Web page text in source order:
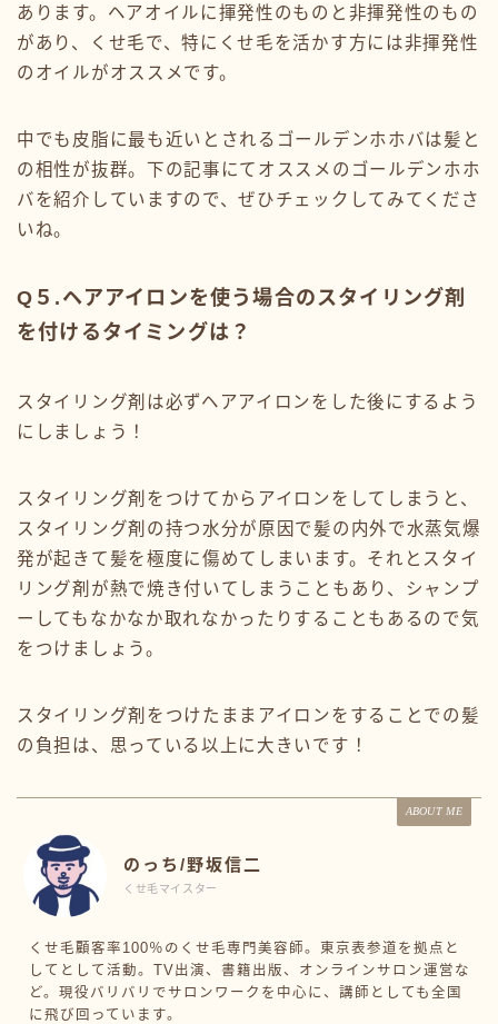
あります。ヘアオイルに揮発性のものと非揮発性のもの
があり、くせ毛で、特にくせ毛を活かす方には非揮発性
のオイルがオススメです。
中でも皮脂に最も近いとされるゴールデンホホバは髪と
の相性が抜群。下の記事にてオススメのゴールデンホホ
バを紹介していますので、ぜひチェックしてみてくださ
いね。
Q５.ヘアアイロンを使う場合のスタイリング剤
を付けるタイミングは？
スタイリング剤は必ずヘアアイロンをした後にするよう
にしましょう！
スタイリング剤をつけてからアイロンをしてしまうと、
スタイリング剤の持つ水分が原因で髪の内外で水蒸気爆
発が起きて髪を極度に傷めてしまいます。それとスタイ
リング剤が熱で焼き付いてしまうこともあり、シャンプ
ーしてもなかなか取れなかったりすることもあるので気
をつけましょう。
スタイリング剤をつけたままアイロンをすることでの髪
の負担は、思っている以上に大きいです！
ABOUT ME
のっち/野坂信二
くせ毛マイスター
くせ毛顧客率100％のくせ毛専門美容師。東京表参道を拠点と
してとして活動。TV出演、書籍出版、オンラインサロン運営な
ど。現役バリバリでサロンワークを中心に、講師としても全国
に飛び回っています。